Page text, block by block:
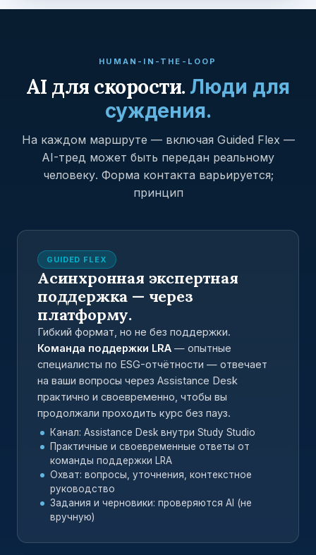
HUMAN-IN-THE-LOOP
AI для скорости. Люди для
суждения.
На каждом маршруте — включая Guided Flex —
AI-тред может быть передан реальному
человеку. Форма контакта варьируется;
принцип
GUIDED FLEX
Асинхронная экспертная
поддержка — через
платформу.
Гибкий формат, но не без поддержки.
Команда поддержки LRA — опытные
специалисты по ESG-отчётности — отвечает
на ваши вопросы через Assistance Desk
практично и своевременно, чтобы вы
продолжали проходить курс без пауз.
Канал: Assistance Desk внутри Study Studio
Практичные и своевременные ответы от
команды поддержки LRA
Охват: вопросы, уточнения, контекстное
руководство
Задания и черновики: проверяются AI (не
вручную)